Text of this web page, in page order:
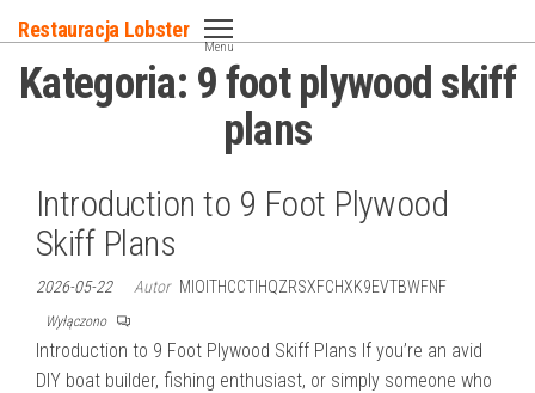
do
treści
Restauracja Lobster
Menu
Kategoria: 9 foot plywood skiff
plans
Introduction to 9 Foot Plywood
Skiff Plans
2026-05-22 Autor MIOITHCCTIHQZRSXFCHXK9EVTBWFNF
Wyłączono
Introduction to 9 Foot Plywood Skiff Plans If you’re an avid
DIY boat builder, fishing enthusiast, or simply someone who